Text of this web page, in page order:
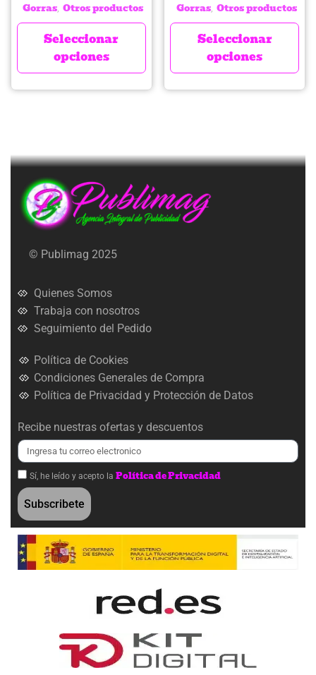
Gorras, Otros productos
Seleccionar
opciones
Gorras, Otros productos
Seleccionar
opciones
© Publimag 2025
Quienes Somos
Trabaja con nosotros
Seguimiento del Pedido
Política de Cookies
Condiciones Generales de Compra
Política de Privacidad y Protección de Datos
Recibe nuestras ofertas y descuentos
Sí, he leído y acepto la Política de Privacidad
Subscribete